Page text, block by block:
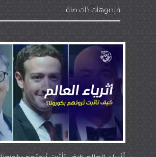
فيديوهات ذات صلة